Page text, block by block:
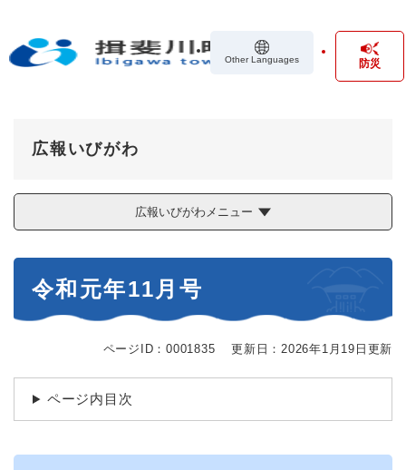
の
Other Languages 防災
広報いびがわ
広報いびがわメニュー
令和元年11月号
ページID：0001835 更新日：2026年1月19日更新
ページ内目次